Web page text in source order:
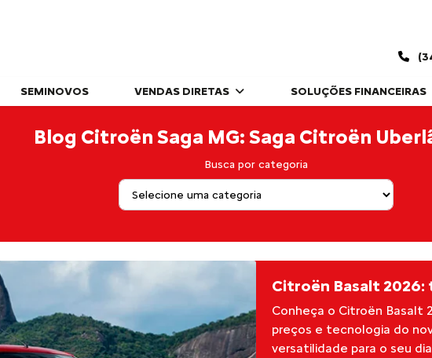
SEMINOVOS VENDAS DIRETAS SOLUÇÕES FINANCEIRAS
Blog Citroën Saga MG: Saga Citroën
Busca por categoria
Citroën Basalt 2026:
Conheça o Citroën Basalt
preços e tecnologia do
versatilidade para o seu